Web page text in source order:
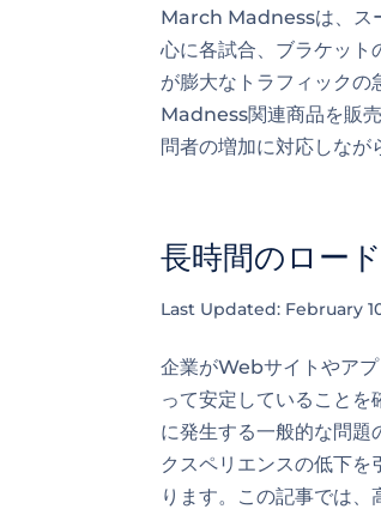
March Madnessは、ス
心に各試合、ブラケット
が膨大なトラフィック
Madness関連商品を販
問者の増加に対応しなが
長時間のロー
Last Updated: February
企業がWebサイトやア
って安定していること
に発生する一般的な問題
クスペリエンスの低下
ります。この記事では